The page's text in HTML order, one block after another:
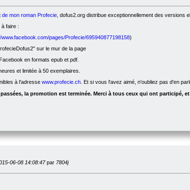
de mon roman Profecie , dofus2.org distribue exceptionnellement des versions
faire :
www.facebook.com/pages/Profecie/695940877198158)
sur le mur de la page
en formats epub et pdf.
et limitée à 50 exemplaires.
à l'adresse www.profecie.ch . Et si vous l'avez aimé, n'oubliez pas d'en
la promotion est terminée. Merci à tous ceux qui ont participé,
06-08 14:08:47par 7804j